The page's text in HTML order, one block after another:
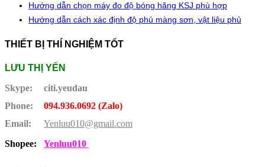
Hướng dẫn chọn máy đo độ bóng hãng KSJ phù hợp
Hướng dẫn cách xác định độ phủ màng sơn, vật liệu phủ
THIẾT BỊ THÍ NGHIỆM TỐT
LƯU THỊ YẾN
Skype:
citi.yeudau
Phone:
094.936.0692 (Zalo)
Email:
Yenluu010@gmail.com
Shopee:
Yenluu010